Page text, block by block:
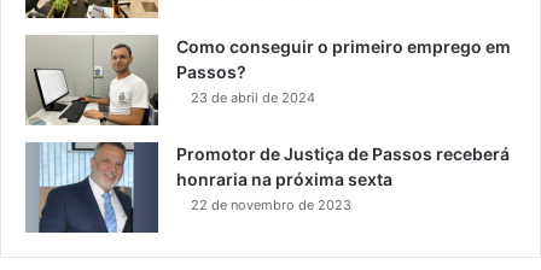
Como conseguir o primeiro emprego em
Passos?
23 de abril de 2024
Promotor de Justiça de Passos receberá
honraria na próxima sexta
22 de novembro de 2023